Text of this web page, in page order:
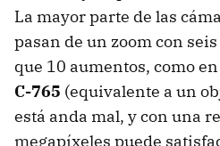
La mayor parte de las
pasan de un zoom con
que 10 aumentos, como
C-765 (equivalente a un
está anda mal, y con una
megapíxeles puede